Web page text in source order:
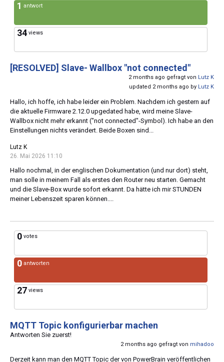
1 antwort
34 views
[RESOLVED] Slave- Wallbox "not connected"
2 months ago gefragt von Lutz K
updated 2 months ago by Lutz K
Hallo, ich hoffe, ich habe leider ein Problem. Nachdem ich gestern auf
die aktuelle Firmware 2.12.0 upgedated habe, wird meine Slave-
Wallbox nicht mehr erkannt ("not connected"-Symbol). Ich habe an den
Einstellungen nichts verändert. Beide Boxen sind...
Lutz K
26. Mai 2026 11:10
Hallo nochmal, in der englischen Dokumentation (und nur dort) steht,
man solle in meinem Fall als erstes den Router neu starten. Gemacht
und die Slave-Box wurde sofort erkannt. Da hätte ich mir STUNDEN
meiner Lebenszeit sparen können....
0 votes
0 antworten
27 views
MQTT Topic konfigurierbar machen
Antworten Sie zuerst!
2 months ago gefragt von mihadoo
Derzeit kann man den MQTT Topic der von PowerBrain veröffentlichen